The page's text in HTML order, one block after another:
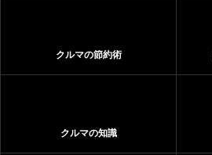
クルマの節約術
クルマの知識